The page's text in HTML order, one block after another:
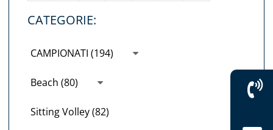
CATEGORIE:
CAMPIONATI (194)
Beach (80)
Sitting Volley (82)